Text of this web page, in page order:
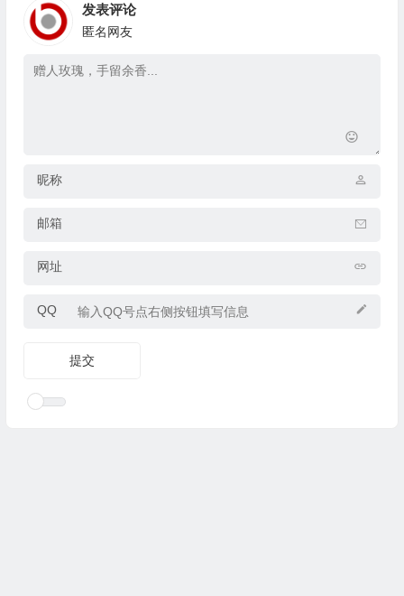
发表评论
匿名网友
昵称
邮箱
网址
QQ